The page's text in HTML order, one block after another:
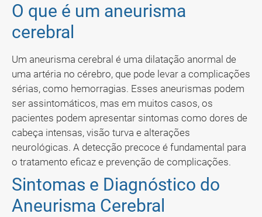
O que é um aneurisma
cerebral
Um aneurisma cerebral é uma dilatação anormal de
uma artéria no cérebro, que pode levar a complicações
sérias, como hemorragias. Esses aneurismas podem
ser assintomáticos, mas em muitos casos, os
pacientes podem apresentar sintomas como dores de
cabeça intensas, visão turva e alterações
neurológicas. A detecção precoce é fundamental para
o tratamento eficaz e prevenção de complicações.
Sintomas e Diagnóstico do
Aneurisma Cerebral